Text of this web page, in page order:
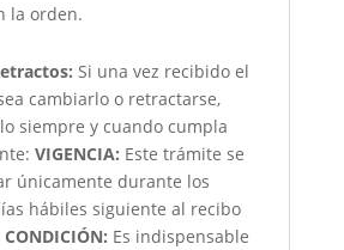
la orden.
Si una vez recibido el
cambiarlo o retractarse,
siempre y cuando cumpla
VIGENCIA: Este trámite se
únicamente durante los
hábiles siguiente al recibo
CONDICIÓN: Es indispensable